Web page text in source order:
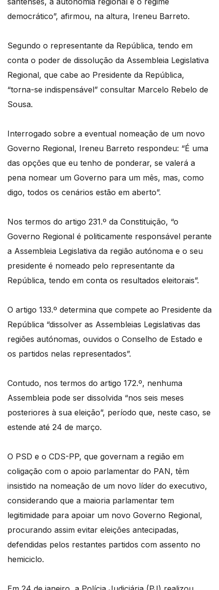
democrático”, afirmou, na altura, Ireneu Barreto.
Segundo o representante da República, tendo em
conta o poder de dissolução da Assembleia Legislativa
Regional, que cabe ao Presidente da República,
“torna-se indispensável” consultar Marcelo Rebelo de
Sousa.
Interrogado sobre a eventual nomeação de um novo
Governo Regional, Ireneu Barreto respondeu: “É uma
das opções que eu tenho de ponderar, se valerá a
pena nomear um Governo para um mês, mas, como
digo, todos os cenários estão em aberto”.
Nos termos do artigo 231.º da Constituição, “o
Governo Regional é politicamente responsável perante
a Assembleia Legislativa da região autónoma e o seu
presidente é nomeado pelo representante da
República, tendo em conta os resultados eleitorais”.
O artigo 133.º determina que compete ao Presidente da
República “dissolver as Assembleias Legislativas das
regiões autónomas, ouvidos o Conselho de Estado e
os partidos nelas representados”.
Contudo, nos termos do artigo 172.º, nenhuma
Assembleia pode ser dissolvida “nos seis meses
posteriores à sua eleição”, período que, neste caso, se
estende até 24 de março.
O PSD e o CDS-PP, que governam a região em
coligação com o apoio parlamentar do PAN, têm
insistido na nomeação de um novo líder do executivo,
considerando que a maioria parlamentar tem
legitimidade para apoiar um novo Governo Regional,
procurando assim evitar eleições antecipadas,
defendidas pelos restantes partidos com assento no
hemiciclo.